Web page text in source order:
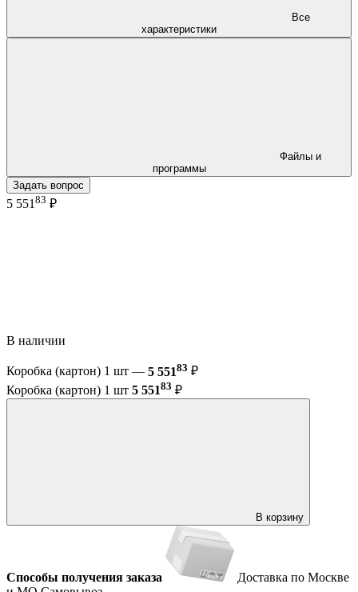
характеристики
программы
Задать вопрос
5 551 83 ₽
В наличии
Коробка (картон) 1 шт — 5 55183 ₽
Коробка (картон) 1 шт 5 55183 ₽
В корзину
Способы получения заказа
Доставка по Москве